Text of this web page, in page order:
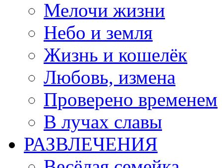
Мелочи жизни
Небо и земля
Жизнь и кошелёк
Любовь, измена
Проверено временем
В лучах славы
РАЗВЛЕЧЕНИЯ